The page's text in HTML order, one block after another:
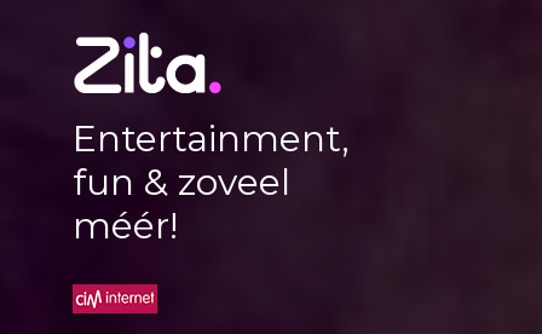
Entertainment,
fun & zoveel
méér!